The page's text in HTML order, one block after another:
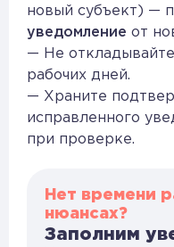
новый субъект) —
уведомление от
— Не
рабочих дней.
— Храните
исправленного
при проверке.
Нет времени
нюансах?
Заполним